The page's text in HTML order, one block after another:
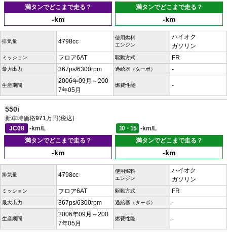
満タンでどこまで走る？
-km
満タンでどこまで走る？
-km
排気量 4798cc
使用燃料
エンジン
ハイオク
ガソリン
ミッション フロア6AT 駆動方式 FR
最大出力 367ps/6300rpm 過給器（ターボ） -
生産期間
2006年09月～200
7年05月
燃費性能 -
550i
新車時価格971万円(税込)
JC08
-km/L 10・15
-km/L
満タンでどこまで走る？
-km
満タンでどこまで走る？
-km
排気量 4798cc
使用燃料
エンジン
ハイオク
ガソリン
ミッション フロア6AT 駆動方式 FR
最大出力 367ps/6300rpm 過給器（ターボ） -
生産期間
2006年09月～200
7年05月
燃費性能 -